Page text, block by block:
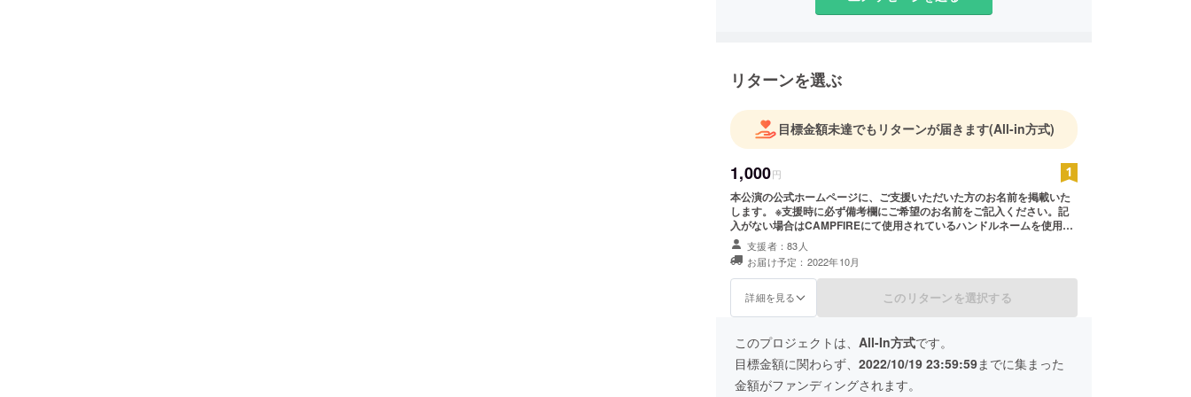
リターンを選ぶ
目標金額未達でもリターンが届きます(All-in方式)
1,000円
本公演の公式ホームページに、ご支援いただいた方のお名前を掲載いた
します。 ※支援時に必ず備考欄にご希望のお名前をご記入ください。記
入がない場合はCAMPFIREにて使用されているハンドルネームを使用さ
せて頂きますのでご了承ください。また、特定の人物を比喩するお名前
や公序良俗に反するお名前は掲載をお断りする事がございますのでご注
意ください。
支援者：83人
お届け予定：2022年10月
詳細を見る このリターンを選択する
このプロジェクトは、 All-In方式です。
目標金額に関わらず、 2022/10/19 23:59:59までに集まった
金額がファンディングされます。